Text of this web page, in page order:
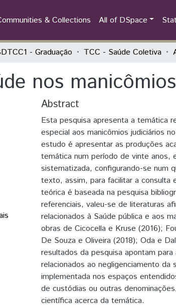
& Collections All of DSpace
- Graduação TCC - Saúde Coletiva
nos
Abstract
Esta pesquisa apresenta a temática
especial aos manicômios judiciários
estudo é apresentar as produções
temática num período de vinte anos,
sistematizada, configurando-se num
texto, assim, para facilitar a consulta
teórica é baseada na pesquisa
referenciais, valeu-se de literaturas
relacionados à Saúde pública e aos
obras de Cicocella e Kruse (2016);
De Souza e Oliveira (2018); Oda e
resultados da pesquisa apontam
relacionados ao negligenciamento da
implementada nos espaços
de custódias ou outras
científica acerca da temática.